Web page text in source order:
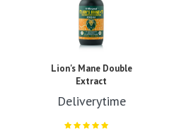
Lion's Mane Double
Extract
Deliverytime